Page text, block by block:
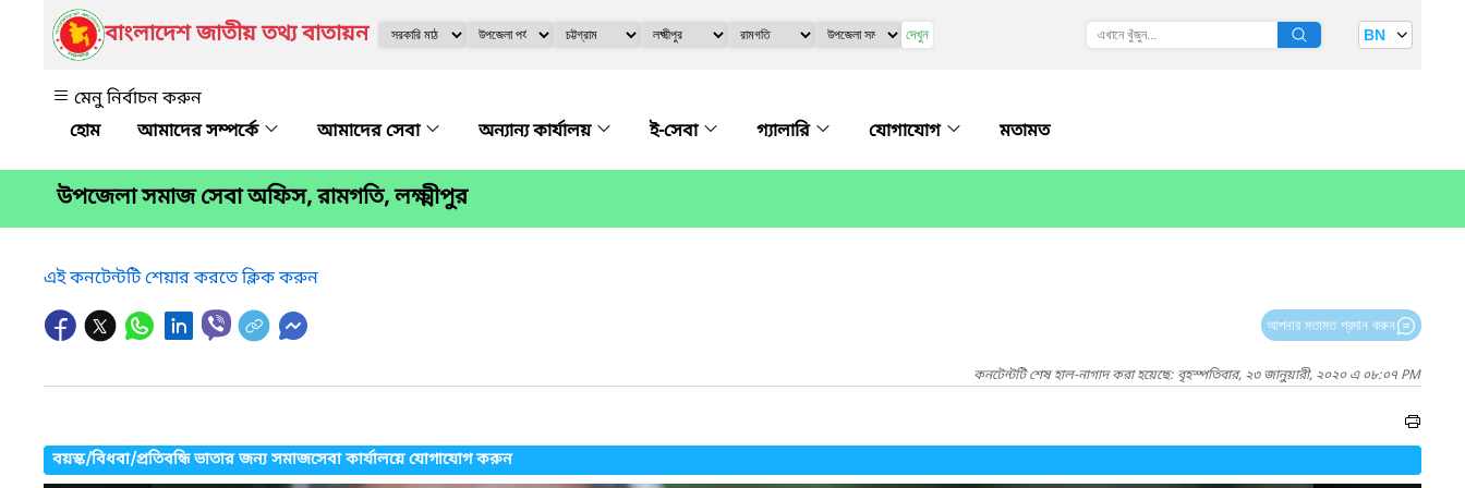
বাংলাদেশ জাতীয় তথ্য বাতায়ন দেখুন BN
মেনু নির্বাচন করুন
আমাদের সম্পর্কে
আমাদের সেবা অন্যান্য কার্যালয় ই-সেবা গ্যালারি যোগাযোগ মতামত
উপজেলা সমাজ সেবা অফিস, রামগতি, লক্ষ্মীপুর
এই কনটেন্টটি শেয়ার করতে ক্লিক করুন
আপনার মতামত প্রদান করুন
কনটেন্টটি শেষ হাল-নাগাদ করা হয়েছে: বৃহস্পতিবার, ২৩ জানুয়ারী, ২০২০ এ ০৮:০৭ PM
বয়স্ক/বিধবা/প্রতিবন্ধি ভাতার জন্য সমাজসেবা কার্যালয়ে যোগাযোগ করুন